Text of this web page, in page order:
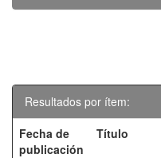
Resultados por ítem:
Fecha de
publicación
Título